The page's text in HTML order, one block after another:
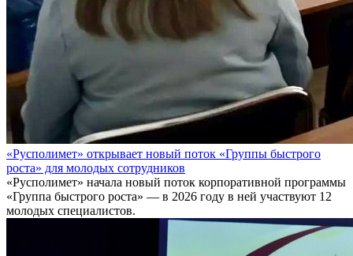
«Русполимет» открывает новый поток «Группы быстрого
роста» для молодых сотрудников
«Русполимет» начала новый поток корпоративной программы
«Группа быстрого роста» — в 2026 году в ней участвуют 12
молодых специалистов.